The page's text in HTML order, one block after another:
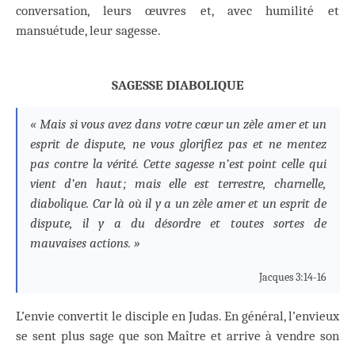
conversation, leurs œuvres et, avec humilité et
mansuétude, leur sagesse.
SAGESSE DIABOLIQUE
« Mais si vous avez dans votre cœur un zèle amer et un
esprit de dispute, ne vous glorifiez pas et ne mentez
pas contre la vérité. Cette sagesse n’est point celle qui
vient d’en haut ; mais elle est terrestre, charnelle,
diabolique. Car là où il y a un zèle amer et un esprit de
dispute, il y a du désordre et toutes sortes de
mauvaises actions. »
Jacques 3:14-16
L’envie convertit le disciple en Judas. En général, l’envieux
se sent plus sage que son Maître et arrive à vendre son